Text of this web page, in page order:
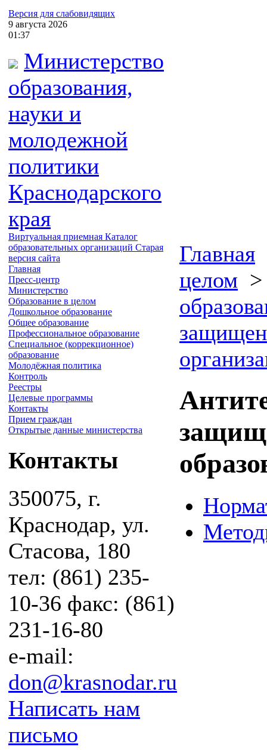
Версия для слабовидящих
9 августа 2026
01:37
Министерство
образования,
науки и
молодежной
политики
Краснодарского
края
Виртуальная приемная Каталог
образовательных организаций Старая
версия сайта
Главная
Пресс-центр
Министерство
Образование в целом
Дошкольное образование
Общее образование
Профессиональное образование
Специальное (коррекционное)
образование
Молодёжная политика
Контроль
Реестры
Целевые программы
Контакты
Прием граждан
Открытые данные министерства
Контакты
350075, г.
Краснодар, ул.
Стасова, 180
тел: (861) 235-
10-36 факс: (861)
231-16-80
e-mail:
don@krasnodar.ru
Написать нам
письмо
Главная
целом